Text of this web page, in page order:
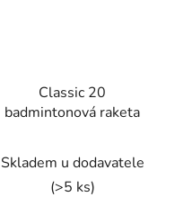
Classic 20
badmintonová raketa
Skladem u dodavatele
(>5 ks)